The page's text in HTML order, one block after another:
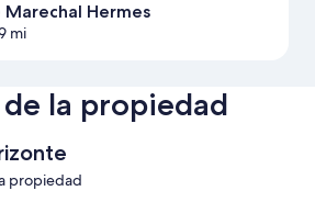
Hermes
mi
la propiedad
propiedad